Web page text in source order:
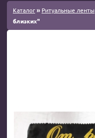
Каталог» Ритуальные ленты
близких"